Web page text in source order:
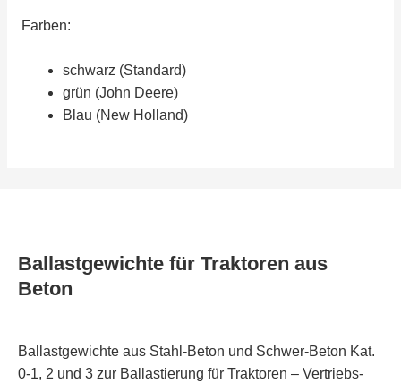
Farben:
schwarz (Standard)
grün (John Deere)
Blau (New Holland)
Ballastgewichte für Traktoren aus
Beton
Ballastgewichte aus Stahl-Beton und Schwer-Beton Kat.
0-1, 2 und 3 zur Ballastierung für Traktoren – Vertriebs-